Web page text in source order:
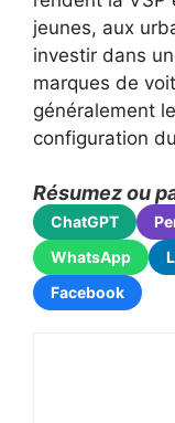
jeunes, aux
investir dans
marques de
généralement
configuration
Résumez ou
ChatGPT
WhatsApp
Facebook